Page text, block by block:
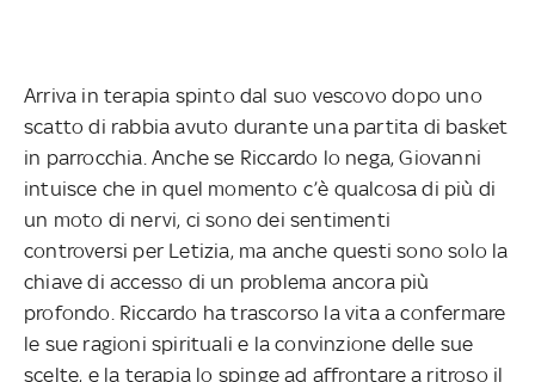
Arriva in terapia spinto dal suo vescovo dopo uno
scatto di rabbia avuto durante una partita di basket
in parrocchia. Anche se Riccardo lo nega, Giovanni
intuisce che in quel momento c’è qualcosa di più di
un moto di nervi, ci sono dei sentimenti
controversi per Letizia, ma anche questi sono solo la
chiave di accesso di un problema ancora più
profondo. Riccardo ha trascorso la vita a confermare
le sue ragioni spirituali e la convinzione delle sue
scelte, e la terapia lo spinge ad affrontare a ritroso il